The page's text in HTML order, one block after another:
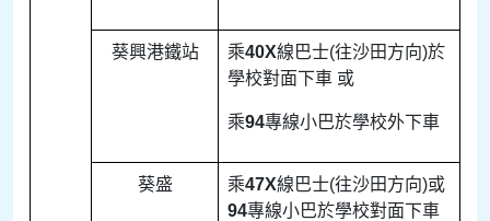
葵興港鐵站 乘40X線巴士(往沙田方向)於
學校對面下車 或
乘94專線小巴於學校外下車
葵盛 乘47X線巴士(往沙田方向)或
94專線小巴於學校對面下車